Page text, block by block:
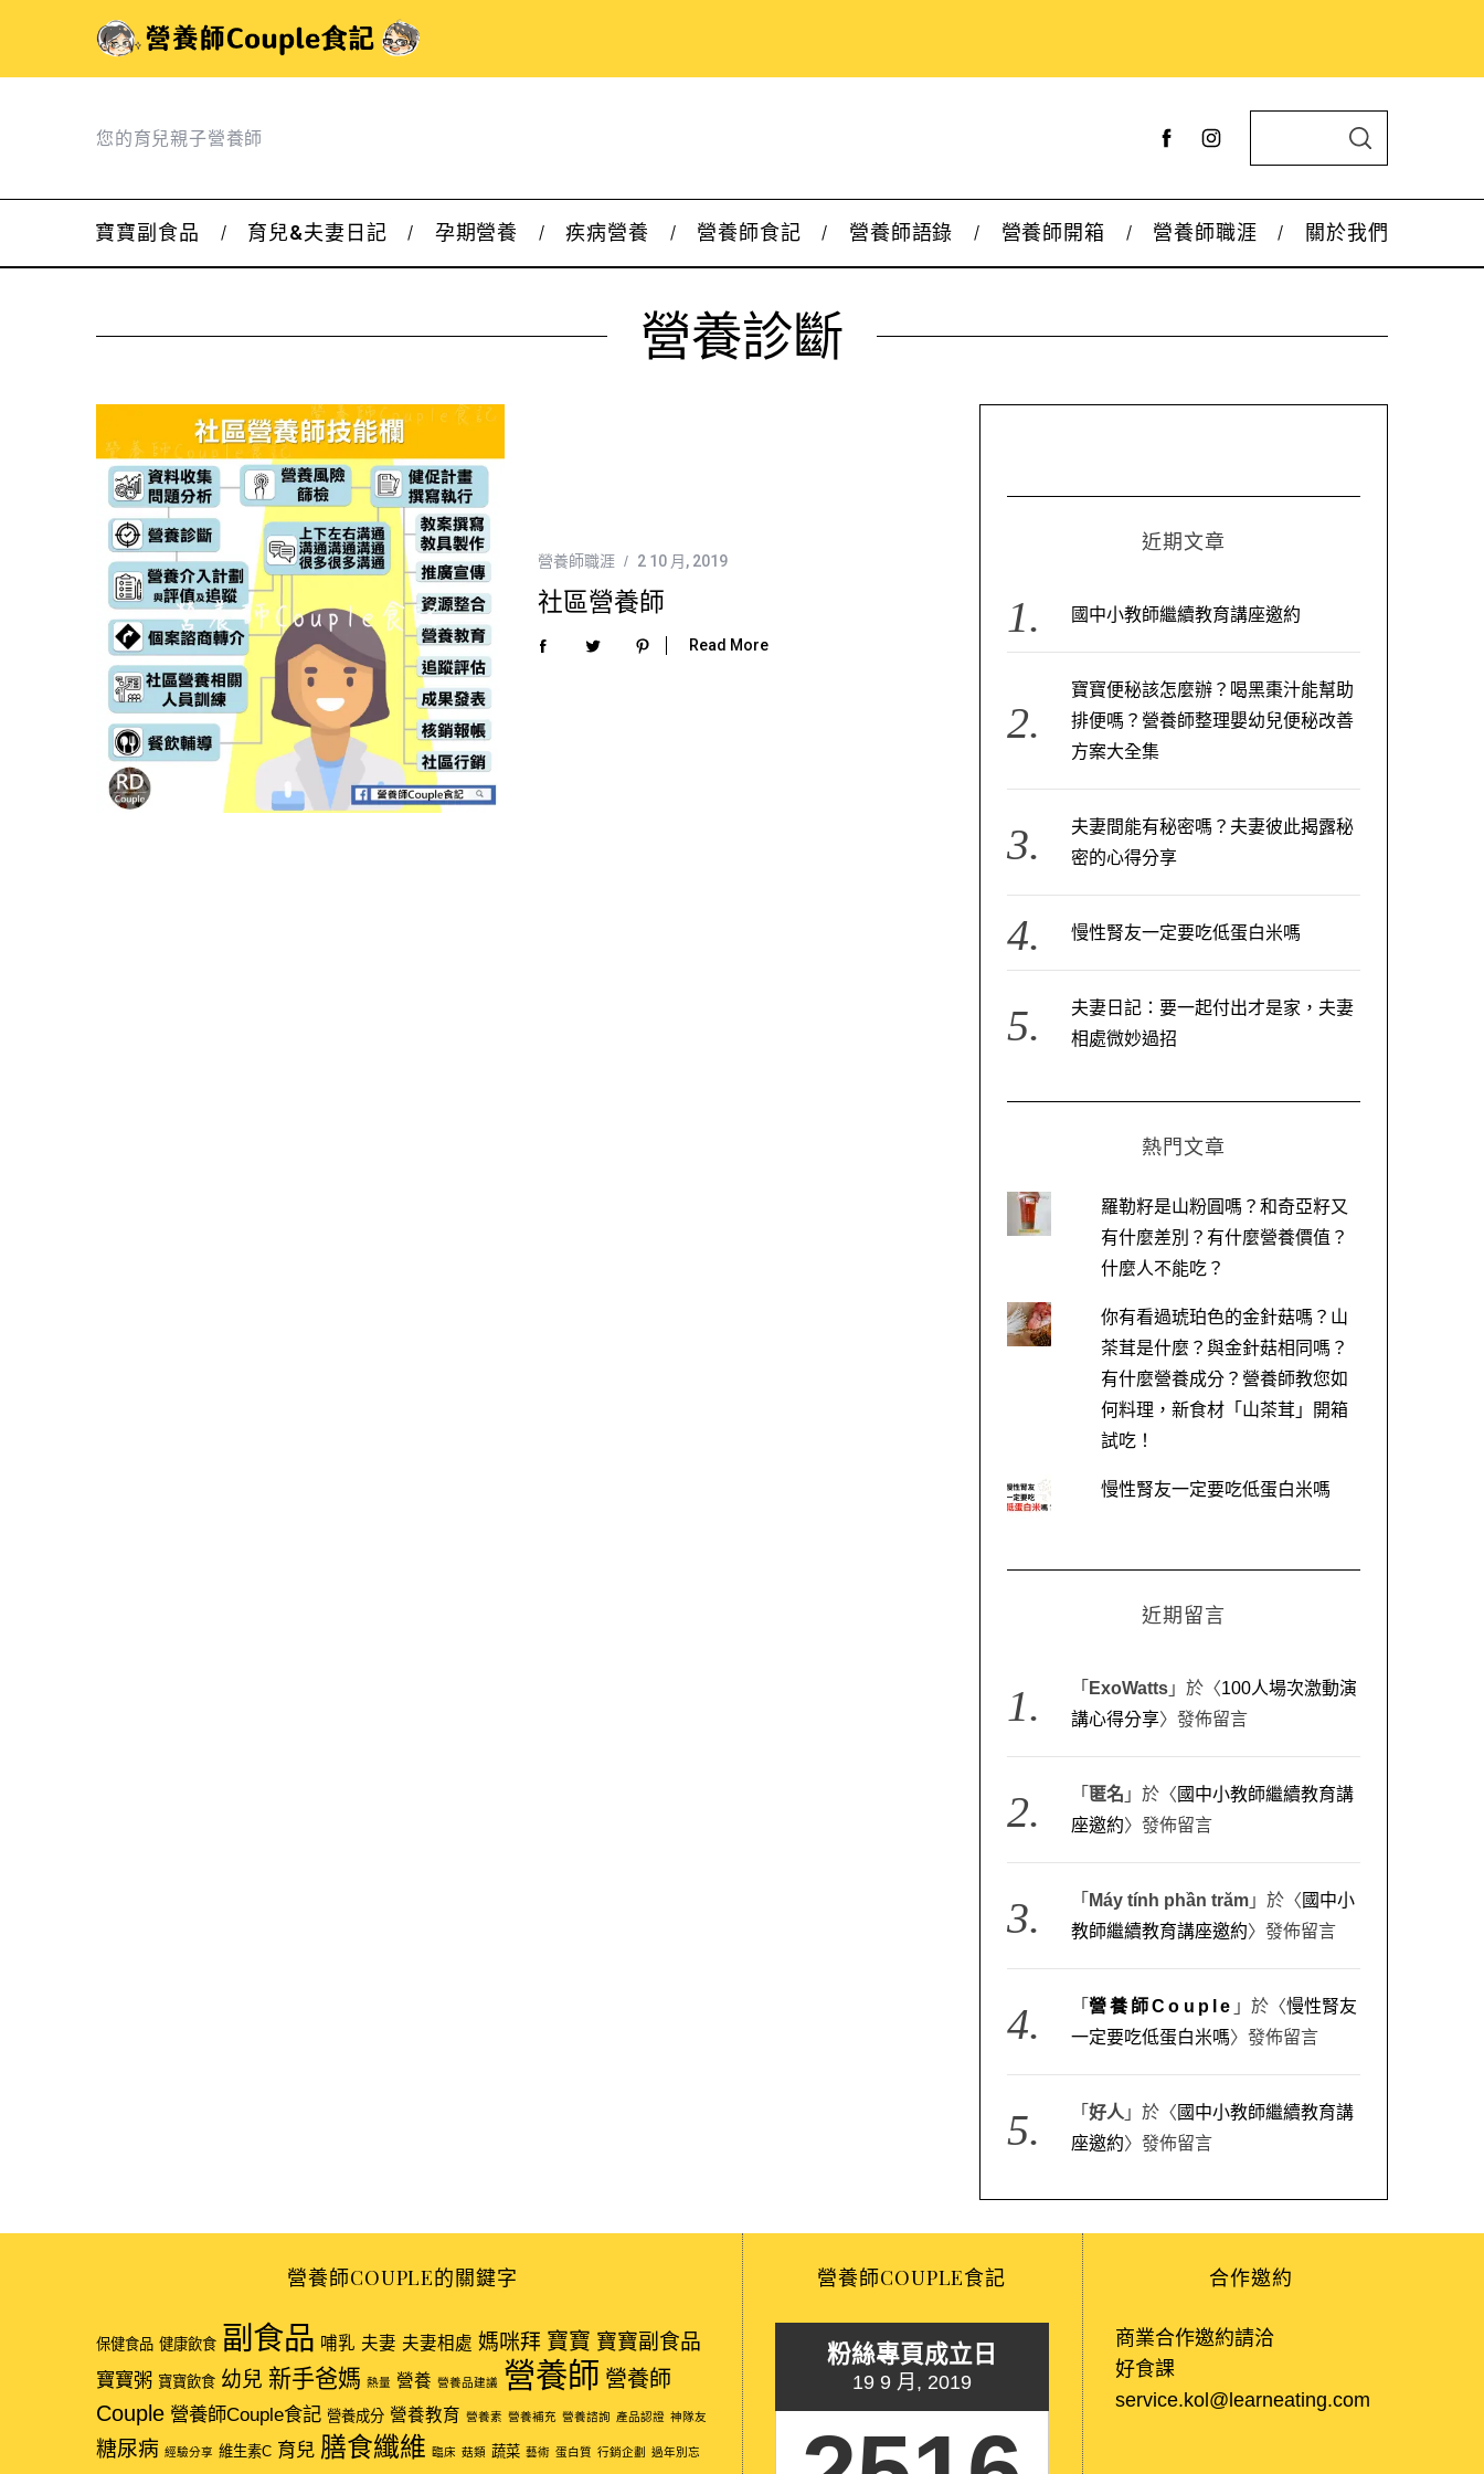
您的育兒親子營養師
r
c
o
:
S
H
寶寶副食品 育兒&夫妻日記 孕期營養 疾病營養 營養師食記 營養師語錄 營養師開箱 營養師職涯 關於我們
營養診斷
營養師職涯 2 10 月, 2019
社區營養師
Read More
近期文章
國中小教師繼續教育講座邀約
寶寶便秘該怎麼辦？喝黑棗汁能幫助
排便嗎？營養師整理嬰幼兒便秘改善
方案大全集
夫妻間能有秘密嗎？夫妻彼此揭露秘
密的心得分享
慢性腎友一定要吃低蛋白米嗎
夫妻日記：要一起付出才是家，夫妻
相處微妙過招
熱門文章
羅勒籽是山粉圓嗎？和奇亞籽又
有什麼差別？有什麼營養價值？
什麼人不能吃？
你有看過琥珀色的金針菇嗎？山
茶茸是什麼？與金針菇相同嗎？
有什麼營養成分？營養師教您如
何料理，新食材「山茶茸」開箱
試吃！
慢性腎友一定要吃低蛋白米嗎
近期留言
「 ExoWatts」於〈100人場次激動演
講心得分享〉發佈留言
「 匿名 」於〈 國中小教師繼續教育講
座邀約〉發佈留言
「 Máy tính phần trăm」於〈 國中小
教師繼續教育講座邀約〉發佈留言
「 營養師Couple 」於〈慢性腎友
一定要吃低蛋白米嗎〉發佈留言
「 好人 」於〈 國中小教師繼續教育講
座邀約〉發佈留言
營養師COUPLE的關鍵字
保健食品 健康飲食 副食品 哺乳 夫妻 夫妻相處 媽咪拜 寶寶 寶寶副食品
寶寶粥 寶寶飲食 幼兒 新手爸媽 熱量 營養 營養品建議 營養師 營養師
Couple 營養師Couple食記 營養成分 營養教育 營養素 營養補充 營養諮詢 產品認證 神隊友
糖尿病 經驗分享 維生素C 育兒 膳食纖維 臨床 菇類 蔬菜 藝術 蛋白質 行銷企劃 過年別忘
營養師COUPLE食記
粉絲專頁成立日
19 9 月, 2019
合作邀約
商業合作邀約請洽
好食課
service.kol@learneating.com